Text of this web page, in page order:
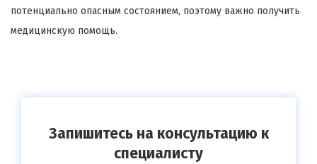
потенциально опасным состоянием, поэтому важно получить
медицинскую помощь.
Запишитесь на консультацию к
специалисту